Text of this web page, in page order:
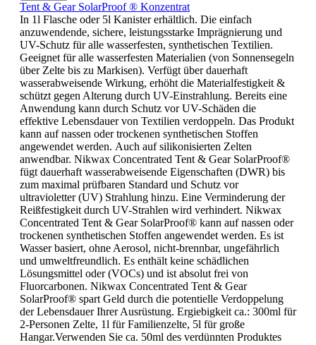
Tent & Gear SolarProof ® Konzentrat
In 1l Flasche oder 5l Kanister erhältlich. Die einfach
anzuwendende, sichere, leistungsstarke Imprägnierung und
UV-Schutz für alle wasserfesten, synthetischen Textilien.
Geeignet für alle wasserfesten Materialien (von Sonnensegeln
über Zelte bis zu Markisen). Verfügt über dauerhaft
wasserabweisende Wirkung, erhöht die Materialfestigkeit &
schützt gegen Alterung durch UV-Einstrahlung. Bereits eine
Anwendung kann durch Schutz vor UV-Schäden die
effektive Lebensdauer von Textilien verdoppeln. Das Produkt
kann auf nassen oder trockenen synthetischen Stoffen
angewendet werden. Auch auf silikonisierten Zelten
anwendbar. Nikwax Concentrated Tent & Gear SolarProof®
fügt dauerhaft wasserabweisende Eigenschaften (DWR) bis
zum maximal prüfbaren Standard und Schutz vor
ultravioletter (UV) Strahlung hinzu. Eine Verminderung der
Reißfestigkeit durch UV-Strahlen wird verhindert. Nikwax
Concentrated Tent & Gear SolarProof® kann auf nassen oder
trockenen synthetischen Stoffen angewendet werden. Es ist
Wasser basiert, ohne Aerosol, nicht-brennbar, ungefährlich
und umweltfreundlich. Es enthält keine schädlichen
Lösungsmittel oder (VOCs) und ist absolut frei von
Fluorcarbonen. Nikwax Concentrated Tent & Gear
SolarProof® spart Geld durch die potentielle Verdoppelung
der Lebensdauer Ihrer Ausrüstung. Ergiebigkeit ca.: 300ml für
2-Personen Zelte, 1l für Familienzelte, 5l für große
Hangar.Verwenden Sie ca. 50ml des verdünnten Produktes